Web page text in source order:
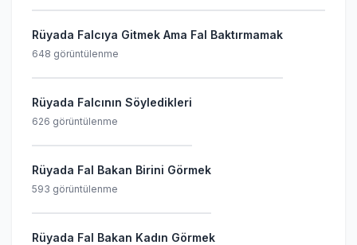
Rüyada Falcıya Gitmek Ama Fal Baktırmamak
648 görüntülenme
Rüyada Falcının Söyledikleri
626 görüntülenme
Rüyada Fal Bakan Birini Görmek
593 görüntülenme
Rüyada Fal Bakan Kadın Görmek